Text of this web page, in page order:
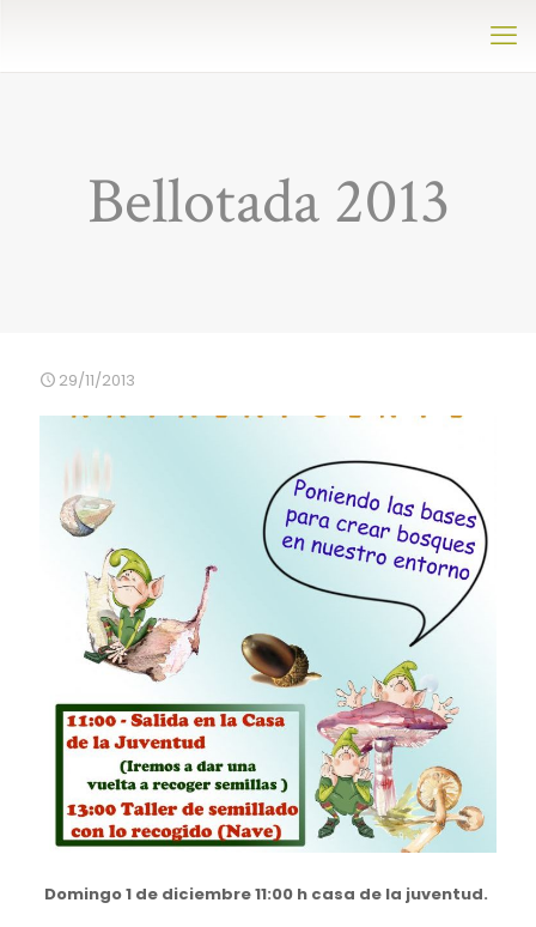
Bellotada 2013
29/11/2013
Domingo 1 de diciembre 11:00 h casa de la juventud.